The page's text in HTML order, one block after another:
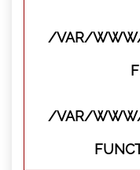
/VAR/WWW/
/VAR/WWW/